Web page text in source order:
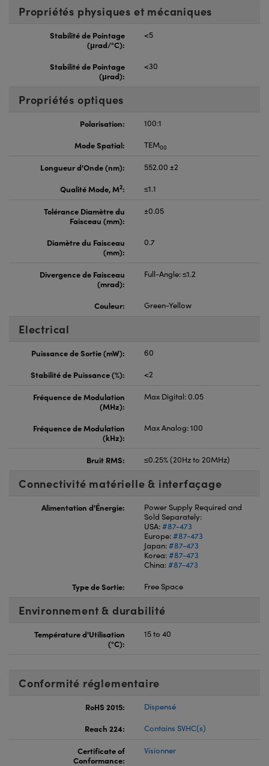
Propriétés physiques et mécaniques
Stabilité de Pointage
(μrad/°C):
<5
Stabilité de Pointage
(μrad):
<30
Propriétés optiques
Polarisation:
100:1
Mode Spatial:
TEM00
Longueur d'Onde (nm):
552.00 ±2
Qualité Mode, M2: ≤1.1
Tolérance Diamètre du
Faisceau (mm):
±0.05
Diamètre du Faisceau
(mm):
0.7
Divergence de Faisceau
(mrad):
Full-Angle: ≤1.2
Couleur: Green-Yellow
Electrical
Puissance de Sortie (mW):
60
Stabilité de Puissance (%):
<2
Fréquence de Modulation
(MHz):
Max Digital: 0.05
Fréquence de Modulation
(kHz):
Max Analog: 100
Bruit RMS: ≤0.25% (20Hz to 20MHz)
Connectivité matérielle & interfaçage
Alimentation d'Énergie:
Power Supply Required and
Sold Separately:
USA:#87-473
Europe:#87-473
Japan:#87-473
Korea:#87-473
China:#87-473
Type de Sortie:
Free Space
Environnement & durabilité
Température d'Utilisation
(°C):
15 to 40
Conformité réglementaire
RoHS 2015:
Dispensé
Reach 224:
Contains SVHC(s)
Certificate of
Conformance:
Visionner